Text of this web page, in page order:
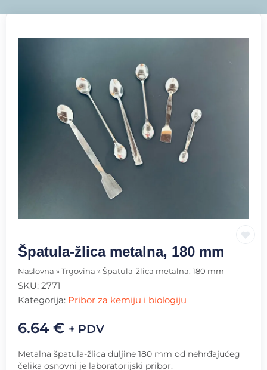
Špatula-žlica metalna, 180 mm
Naslovna » Trgovina » Špatula-žlica metalna, 180 mm
SKU: 2771
Kategorija: Pribor za kemiju i biologiju
6.64 € + PDV
Metalna špatula-žlica duljine 180 mm od nehrđajućeg
čelika osnovni je laboratorijski pribor.